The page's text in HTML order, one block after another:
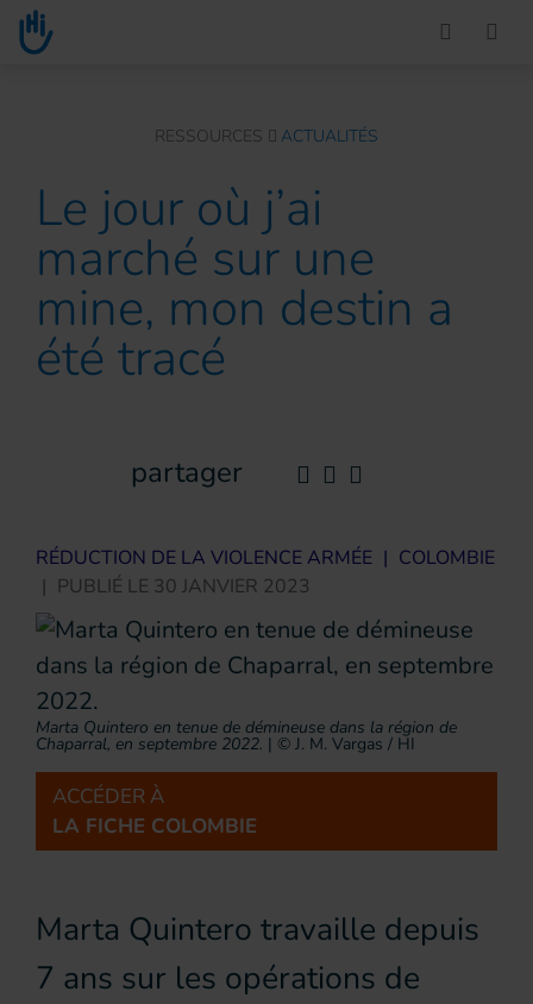
Go to main content
You are here :RESSOURCES ACTUALITÉS
Le jour où j’ai
marché sur une
mine, mon destin a
été tracé
partager
RÉDUCTION DE LA VIOLENCE ARMÉE | COLOMBIE
| PUBLIÉ LE 30 JANVIER 2023
Marta Quintero en tenue de démineuse dans la région de
Chaparral, en septembre 2022. | © J. M. Vargas / HI
ACCÉDER À
LA FICHE COLOMBIE
Marta Quintero travaille depuis
7 ans sur les opérations de